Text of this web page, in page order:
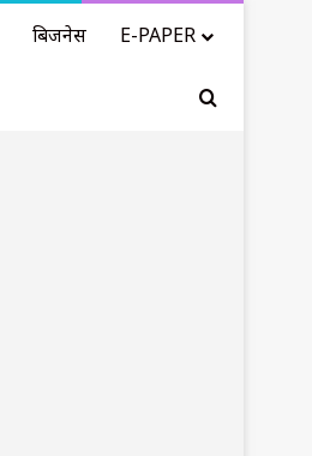
बिजनेस E-PAPER
Search for